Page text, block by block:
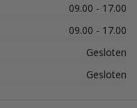
09.00 - 17.00
09.00 - 17.00
Gesloten
Gesloten